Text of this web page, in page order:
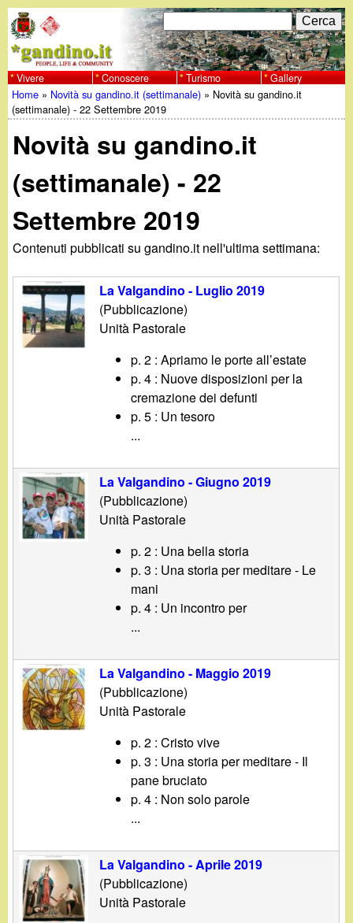
al
contenuto
principale
w
w
w
.
g
a
n
d
o
F
o
r
d
i
r
i
c
e
r
c
a
C
e
r
c
a
Vivere Conoscere Turismo Gallery
Tu
sei
qui
Home » Novità su gandino.it (settimanale) » Novità su gandino.it
(settimanale) - 22 Settembre 2019
Novità su gandino.it
(settimanale) - 22
Settembre 2019
Contenuti pubblicati su gandino.it nell'ultima settimana:
La Valgandino - Luglio 2019
(Pubblicazione)
Unità Pastorale
p. 2 : Apriamo le porte all’estate
p. 4 : Nuove disposizioni per la
cremazione dei defunti
p. 5 : Un tesoro
...
La Valgandino - Giugno 2019
(Pubblicazione)
Unità Pastorale
p. 2 : Una bella storia
p. 3 : Una storia per meditare - Le
mani
p. 4 : Un incontro per
...
La Valgandino - Maggio 2019
(Pubblicazione)
Unità Pastorale
p. 2 : Cristo vive
p. 3 : Una storia per meditare - Il
pane bruciato
p. 4 : Non solo parole
...
La Valgandino - Aprile 2019
(Pubblicazione)
Unità Pastorale